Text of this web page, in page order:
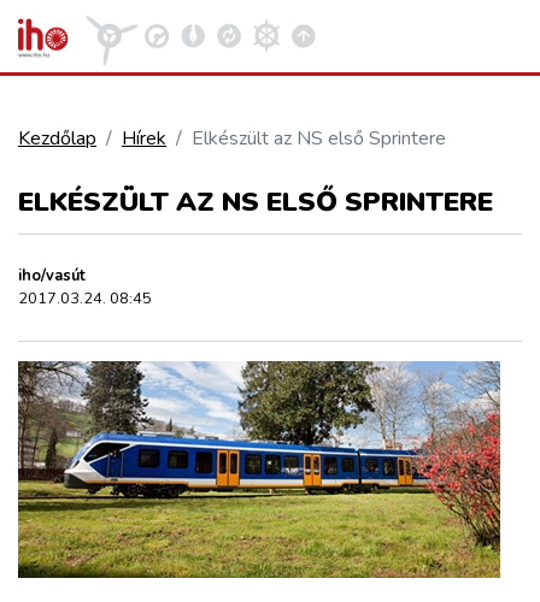
VASÚT
KÖZLEKEDÉSFEJLESZTÉS
ELLÁTÁSI LÁNC
ZÖLDÚT
Kezdőlap Hírek Elkészült az NS első Sprintere
ELKÉSZÜLT AZ NS ELSŐ SPRINTERE
iho/vasút
2017.03.24. 08:45